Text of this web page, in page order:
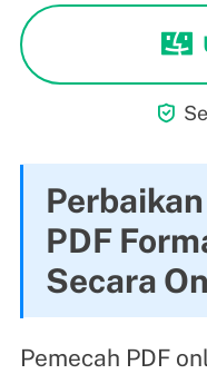

PDF
Secara
Pemecah PDF